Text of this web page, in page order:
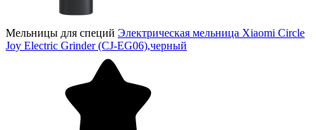
Мельницы для специй Электрическая мельница Xiaomi Circle
Joy Electric Grinder (CJ-EG06),черный